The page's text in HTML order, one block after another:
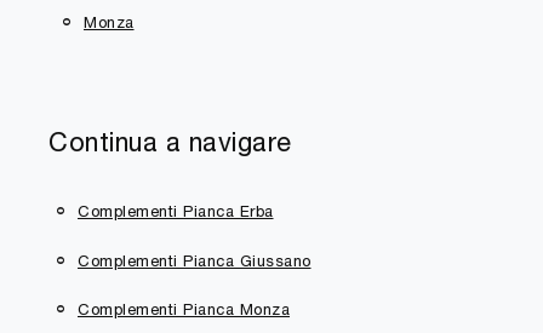
Monza
Continua a navigare
Complementi Pianca Erba
Complementi Pianca Giussano
Complementi Pianca Monza